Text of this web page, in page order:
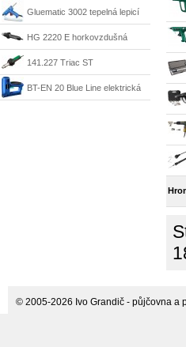
profi svařovací pistole Leister
Gluematic 3002 tepelná lepicí
pistole Steinel
HG 2220 E horkovzdušná
pistole 351700 Steinel
141.227 Triac ST
horkovzdušná svářečka + kufr
BT-EN 20 Blue Line elektrická
© 2005-2026 Ivo Grandič - půjčovna a